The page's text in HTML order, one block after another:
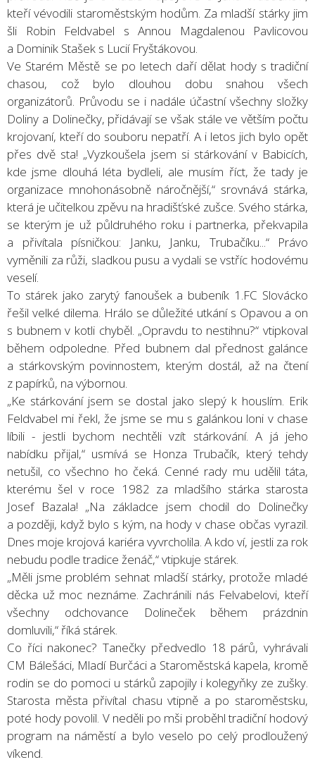
kteří vévodili staroměstským hodům. Za mladší stárky jim
šli Robin Feldvabel s Annou Magdalenou Pavlicovou
a Dominik Stašek s Lucií Fryštákovou.
Ve Starém Městě se po letech daří dělat hody s tradiční
chasou, což bylo dlouhou dobu snahou všech
organizátorů. Průvodu se i nadále účastní všechny složky
Doliny a Dolinečky, přidávají se však stále ve větším počtu
krojovaní, kteří do souboru nepatří. A i letos jich bylo opět
přes dvě sta! „Vyzkoušela jsem si stárkování v Babicích,
kde jsme dlouhá léta bydleli, ale musím říct, že tady je
organizace mnohonásobně náročnější,“ srovnává stárka,
která je učitelkou zpěvu na hradišťské zušce. Svého stárka,
se kterým je už půldruhého roku i partnerka, překvapila
a přivítala písničkou: Janku, Janku, Trubačíku...“ Právo
vyměnili za růži, sladkou pusu a vydali se vstříc hodovému
veselí.
To stárek jako zarytý fanoušek a bubeník 1.FC Slovácko
řešil velké dilema. Hrálo se důležité utkání s Opavou a on
s bubnem v kotli chyběl. „Opravdu to nestihnu?“ vtipkoval
během odpoledne. Před bubnem dal přednost galánce
a stárkovským povinnostem, kterým dostál, až na čtení
z papírků, na výbornou.
„Ke stárkování jsem se dostal jako slepý k houslím. Erik
Feldvabel mi řekl, že jsme se mu s galánkou loni v chase
líbili - jestli bychom nechtěli vzít stárkování. A já jeho
nabídku přijal,“ usmívá se Honza Trubačík, který tehdy
netušil, co všechno ho čeká. Cenné rady mu udělil táta,
kterému šel v roce 1982 za mladšího stárka starosta
Josef Bazala! „Na základce jsem chodil do Dolinečky
a později, když bylo s kým, na hody v chase občas vyrazil.
Dnes moje krojová kariéra vyvrcholila. A kdo ví, jestli za rok
nebudu podle tradice ženáč,“ vtipkuje stárek.
„Měli jsme problém sehnat mladší stárky, protože mladé
děcka už moc neznáme. Zachránili nás Felvabelovi, kteří
všechny odchovance Dolineček během prázdnin
domluvili,“ říká stárek.
Co říci nakonec? Tanečky předvedlo 18 párů, vyhrávali
CM Bálešáci, Mladí Burčáci a Staroměstská kapela, kromě
rodin se do pomoci u stárků zapojily i kolegyňky ze zušky.
Starosta města přivítal chasu vtipně a po staroměstsku,
poté hody povolil. V neděli po mši proběhl tradiční hodový
program na náměstí a bylo veselo po celý prodloužený
víkend.